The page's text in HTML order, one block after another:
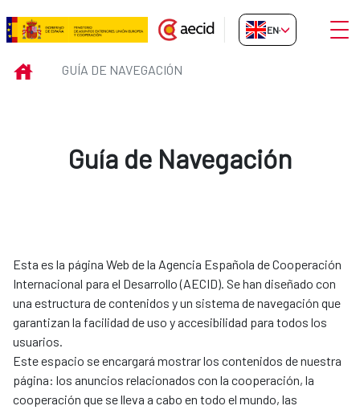
Skip to Main Content
Guía de Navegación
EN-GB
INICIOGUÍA DE NAVEGACIÓN
Guía de Navegación
Esta es la página Web de la Agencia Española de Cooperación
Internacional para el Desarrollo (AECID). Se han diseñado con
una estructura de contenidos y un sistema de navegación que
garantizan la facilidad de uso y accesibilidad para todos los
usuarios.
Este espacio se encargará mostrar los contenidos de nuestra
página: los anuncios relacionados con la cooperación, la
cooperación que se lleva a cabo en todo el mundo, las